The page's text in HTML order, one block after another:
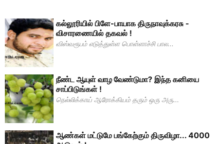
கல்லூரியில் பிளே-பாயாக திருநாவுக்கரசு -
விசாரணையில் தகவல் !
விஸ்வரூபம் எடுத்துள்ள பொள்ளாச்சி பால...
நீண்ட ஆயுள் வாழ வேண்டுமா? இந்த கனியை
சாப்பிடுங்கள் !
நெல்லிக்காய் ஆரோக்கியம் தரும் ஒரு அரு...
ஆண்கள் மட்டுமே பங்கேற்கும் திருவிழா... 4000